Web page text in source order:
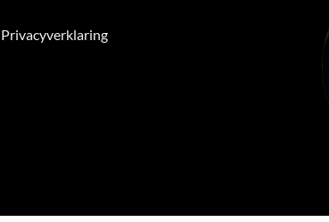
Privacyverklaring